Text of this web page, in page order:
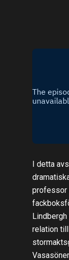
I detta
professor
relation